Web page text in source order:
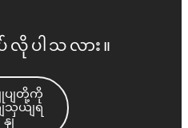
ပါသလား။
ျုပျတို့ကို
သှယျရ
နျ